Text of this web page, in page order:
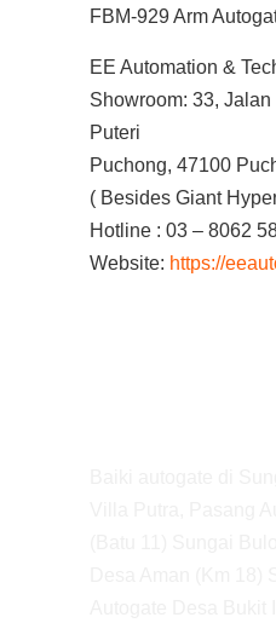
FBM-929 Arm
EE Automation &
Showroom: 33,
Puteri
Puchong, 47100
( Besides Giant
Hotline : 03 – 8062
Website: https://